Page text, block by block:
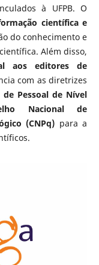
à UFPB. O
científica e
do conhecimento e
Além disso,
aos editores de
com as diretrizes
Pessoal de Nível
Nacional de
(CNPq) para a